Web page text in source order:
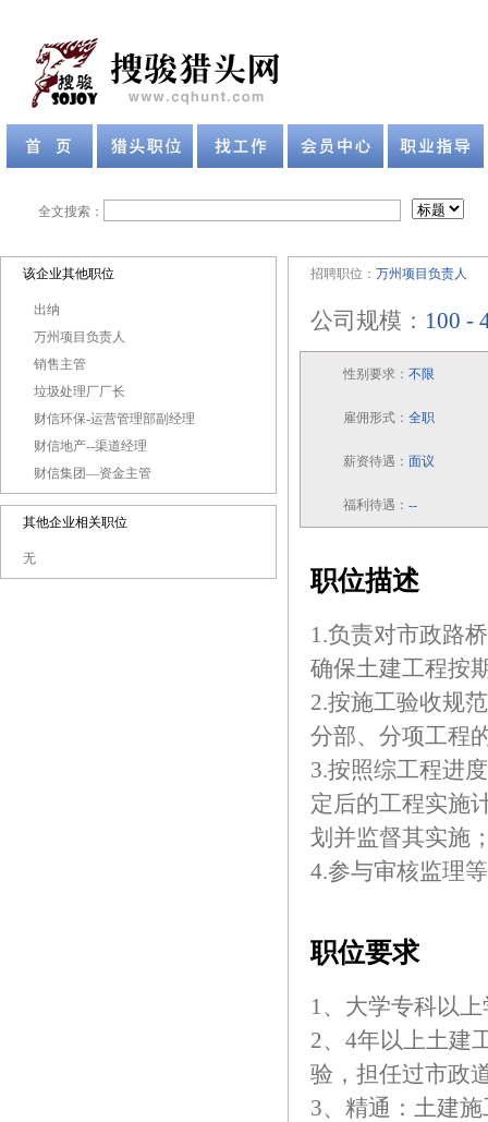
全文搜索：
该企业其他职位
出纳
万州项目负责人
销售主管
垃圾处理厂厂长
财信环保-运营管理部副经理
财信地产--渠道经理
财信集团—资金主管
其他企业相关职位
无
招聘职位： 万州项目负责人
公司规模： 100 -
性别要求： 不限
雇佣形式： 全职
薪资待遇： 面议
福利待遇： --
职位描述
1.负责对市政路
确保土建工程按
2.按施工验收规
分部、分项工程
3.按照综工程进
定后的工程实施
划并监督其实施
4.参与审核监理
职位要求
1、大学专科以
2、4年以上土建
验，担任过市政
3、精通：土建